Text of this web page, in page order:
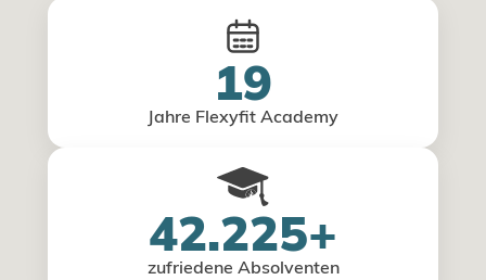
19
Jahre Flexyfit Academy
42.225+
zufriedene Absolventen